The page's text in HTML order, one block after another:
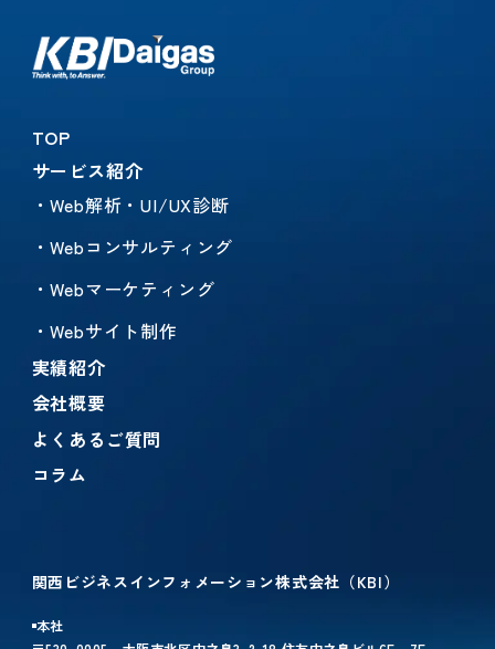
TOP
サービス紹介
・Web解析・UI/UX診断
・Webコンサルティング
・Webマーケティング
・Webサイト制作
実績紹介
会社概要
よくあるご質問
コラム
関西ビジネスインフォメーション株式会社（KBI）
本社